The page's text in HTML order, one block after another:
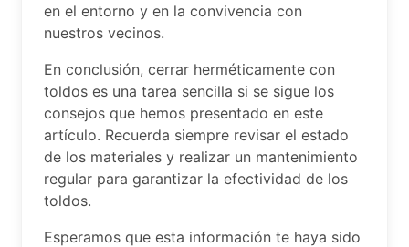
en el entorno y en la convivencia con
nuestros vecinos.
En conclusión, cerrar herméticamente con
toldos es una tarea sencilla si se sigue los
consejos que hemos presentado en este
artículo. Recuerda siempre revisar el estado
de los materiales y realizar un mantenimiento
regular para garantizar la efectividad de los
toldos.
Esperamos que esta información te haya sido